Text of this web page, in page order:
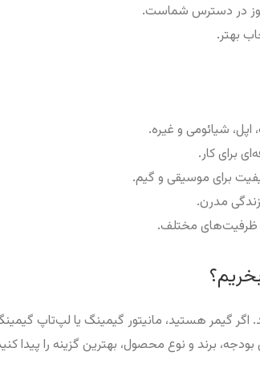
روز در دسترس شماست.
بهتر.
شیائومی و غیره.
برای کار.
برای موسیقی و گیم.
مدرن.
اگر گیمر هستید، مانیتور گیمینگ یا لپ‌تاپ
بودجه، برند و نوع محصول، بهترین گزینه را